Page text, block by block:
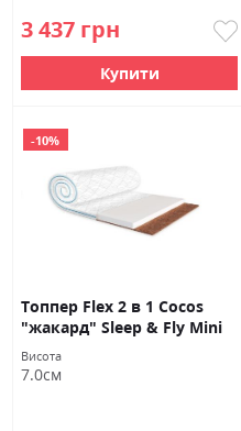
3 437 грн
Купити
-10%
Топпер Flex 2 в 1 Cocos
"жакард" Sleep & Fly Mini
Висота
7.0см